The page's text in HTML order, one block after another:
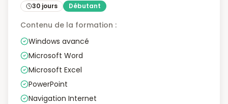
30 jours Débutant
Contenu de la formation :
Windows avancé
Microsoft Word
Microsoft Excel
PowerPoint
Navigation Internet